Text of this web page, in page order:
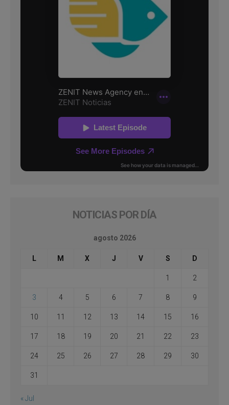
NOTICIAS POR DÍA
agosto 2026
L M X J V S D
1 2
3 4 5 6 7 8 9
10 11 12 13 14 15 16
17 18 19 20 21 22 23
24 25 26 27 28 29 30
31
« Jul